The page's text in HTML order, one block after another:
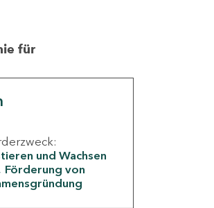
für
und Wachsen
Förderung von